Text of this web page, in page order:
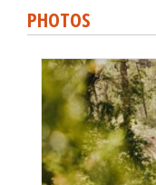
PHOTOS